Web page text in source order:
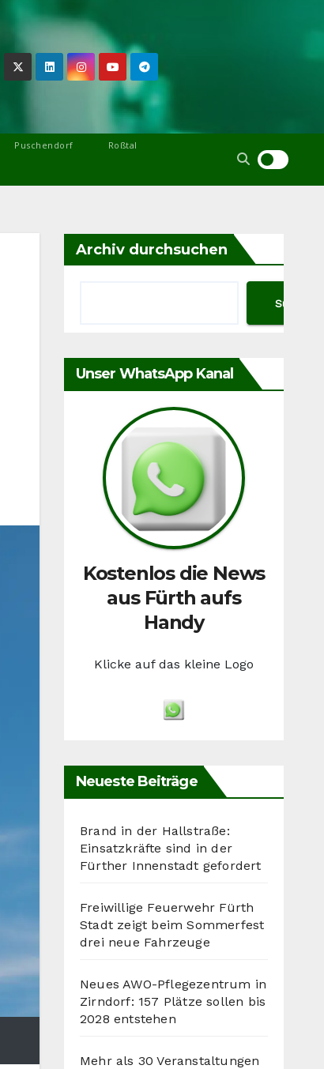
Puschendorf Roßtal
Archiv durchsuchen
Suchen
Unser WhatsApp Kanal
Kostenlos die News
aus Fürth aufs
Handy
Klicke auf das kleine Logo
Neueste Beiträge
Brand in der Hallstraße:
Einsatzkräfte sind in der
Fürther Innenstadt gefordert
Freiwillige Feuerwehr Fürth
Stadt zeigt beim Sommerfest
drei neue Fahrzeuge
Neues AWO-Pflegezentrum in
Zirndorf: 157 Plätze sollen bis
2028 entstehen
Mehr als 30 Veranstaltungen